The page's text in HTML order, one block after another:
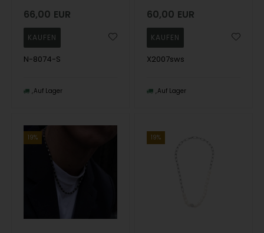
66,00 EUR
N-8074-S
Auf Lager
60,00 EUR
X2007sws
Auf Lager
19% 19%